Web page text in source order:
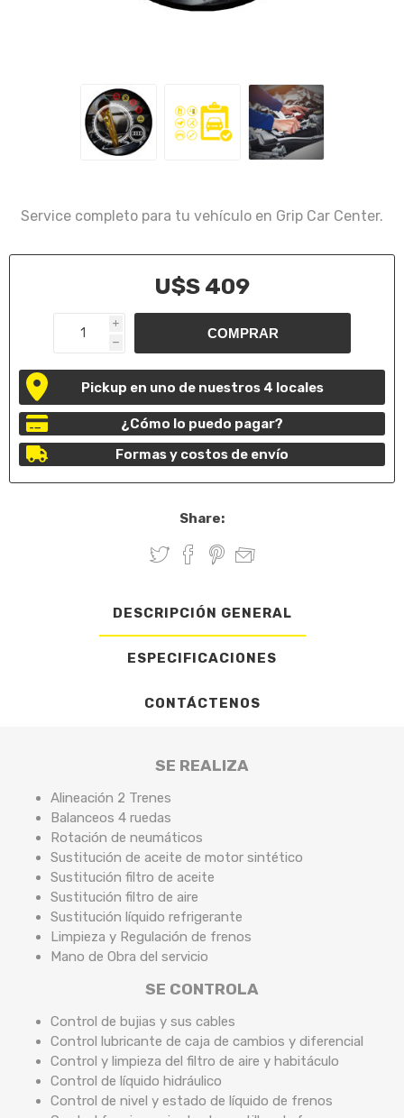
Service completo para tu vehículo en Grip Car Center.
U$S 409
i
h
Pickup en uno de nuestros 4 locales
¿Cómo lo puedo pagar?
Formas y costos de envío
Share:
DESCRIPCIÓN GENERAL
ESPECIFICACIONES
CONTÁCTENOS
SE REALIZA
Alineación 2 Trenes
Balanceos 4 ruedas
Rotación de neumáticos
Sustitución de aceite de motor sintético
Sustitución filtro de aceite
Sustitución filtro de aire
Sustitución líquido refrigerante
Limpieza y Regulación de frenos
Mano de Obra del servicio
SE CONTROLA
Control de bujias y sus cables
Control lubricante de caja de cambios y diferencial
Control y limpieza del filtro de aire y habitáculo
Control de líquido hidráulico
Control de nivel y estado de líquido de frenos